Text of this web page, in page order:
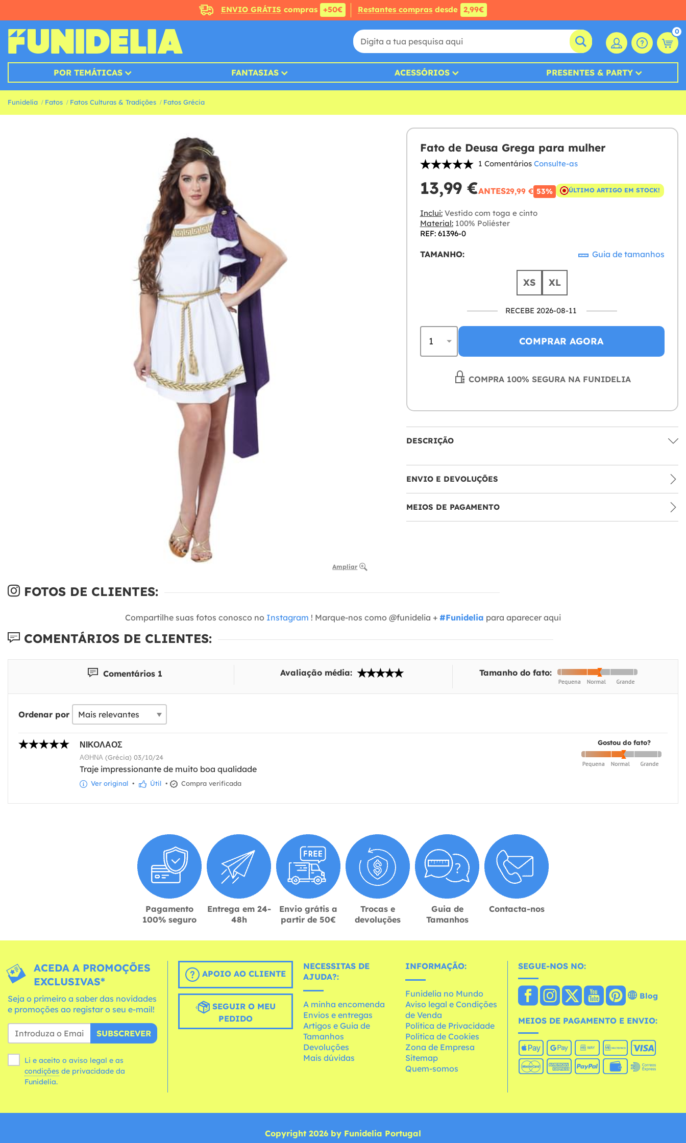
ENVIO GRÁTIS compras +50€ Restantes compras desde 2,99€
0
POR TEMÁTICAS FANTASIAS ACESSÓRIOS PRESENTES & PARTY
Funidelia Fatos Fatos Culturas & Tradições Fatos Grécia
Ampliar
Fato de Deusa Grega para mulher
1 Comentários Consulte-as
13,99 €ANTES29,99 € 53% ÚLTIMO ARTIGO EM STOCK!
Inclui:Vestido com toga e cinto
Material:100% Poliéster
REF: 61396-0
TAMANHO: Guia de tamanhos
XS XL
RECEBE 2026-08-11
COMPRAR AGORA
COMPRA 100% SEGURA NA FUNIDELIA
DESCRIÇÃO
ENVIO E DEVOLUÇÕES
MEIOS DE PAGAMENTO
FOTOS DE CLIENTES:
Compartilhe suas fotos conosco no Instagram ! Marque-nos como @funidelia + #Funidelia para aparecer aqui
COMENTÁRIOS DE CLIENTES:
Comentários 1 Avaliação média: Tamanho do fato:
Ordenar por
Gostou do fato?
ΝΙΚΟΛΑΟΣ
ΑΘΗΝΑ (Grécia) 03/10/24
Traje impressionante de muito boa qualidade
Ver original • Útil • Compra verificada
Pagamento
100% seguro
Entrega em 24-
48h
Envio grátis a
partir de 50€
Trocas e
devoluções
Guia de
Tamanhos
Contacta-nos
ACEDA A PROMOÇÕES
EXCLUSIVAS*
Seja o primeiro a saber das novidades
e promoções ao registar o seu e-mail!
SUBSCREVER
Li e aceito o aviso legal e as
condições
Funidelia.
APOIO AO CLIENTE
SEGUIR O MEU
PEDIDO
NECESSITAS DE
AJUDA?:
A minha encomenda
Envios e entregas
Artigos e Guia de
Tamanhos
Devoluções
Mais dúvidas
INFORMAÇÃO:
Funidelia no Mundo
Aviso legal e Condições
de Venda
Política de Privacidade
Política de Cookies
Zona de Empresa
Sitemap
Quem-somos
SEGUE-NOS NO:
Blog
MEIOS DE PAGAMENTO E ENVIO:
Copyright 2026 by Funidelia Portugal